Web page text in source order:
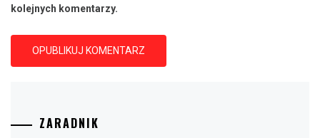
kolejnych komentarzy.
ZARADNIK